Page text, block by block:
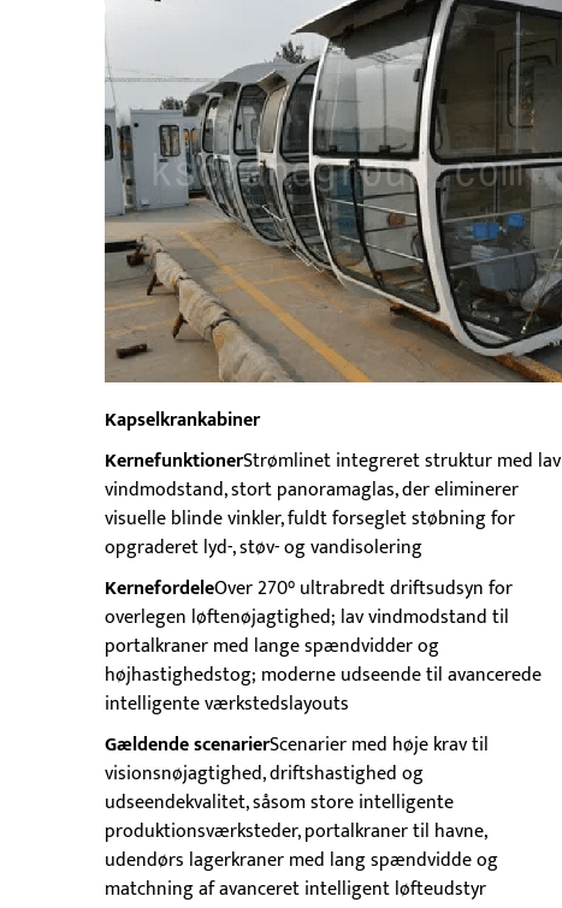
Kapselkrankabiner
KernefunktionerStrømlinet integreret struktur med lav
vindmodstand, stort panoramaglas, der eliminerer
visuelle blinde vinkler, fuldt forseglet støbning for
opgraderet lyd-, støv- og vandisolering
KernefordeleOver 270° ultrabredt driftsudsyn for
overlegen løftenøjagtighed; lav vindmodstand til
portalkraner med lange spændvidder og
højhastighedstog; moderne udseende til avancerede
intelligente værkstedslayouts
Gældende scenarierScenarier med høje krav til
visionsnøjagtighed, driftshastighed og
udseendekvalitet, såsom store intelligente
produktionsværksteder, portalkraner til havne,
udendørs lagerkraner med lang spændvidde og
matchning af avanceret intelligent løfteudstyr